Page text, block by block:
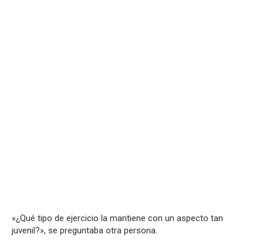
«¿Qué tipo de ejercicio la mantiene con un aspecto tan
juvenil?», se preguntaba otra persona.